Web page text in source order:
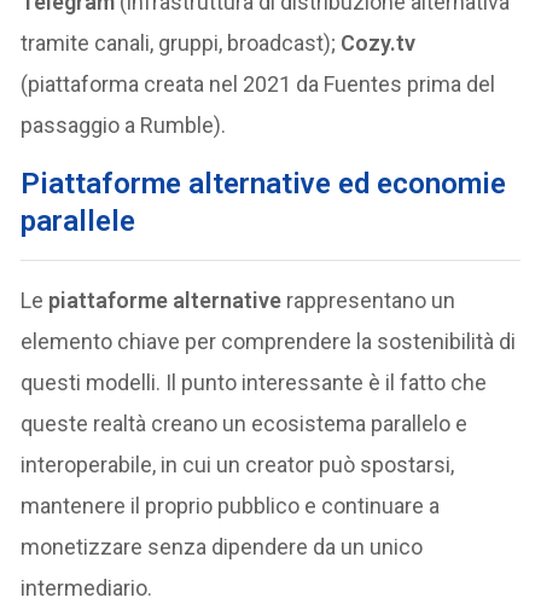
tramite canali, gruppi, broadcast); Cozy.tv
(piattaforma creata nel 2021 da Fuentes prima del
passaggio a Rumble).
Piattaforme alternative ed economie
parallele
Le piattaforme alternative rappresentano un
elemento chiave per comprendere la sostenibilità di
questi modelli. Il punto interessante è il fatto che
queste realtà creano un ecosistema parallelo e
interoperabile, in cui un creator può spostarsi,
mantenere il proprio pubblico e continuare a
monetizzare senza dipendere da un unico
intermediario.